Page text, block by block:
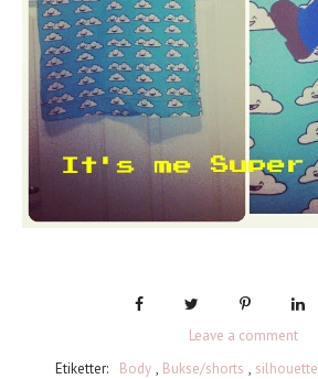
Leave a comment
Etiketter:
Body , Bukse/shorts , silhouette